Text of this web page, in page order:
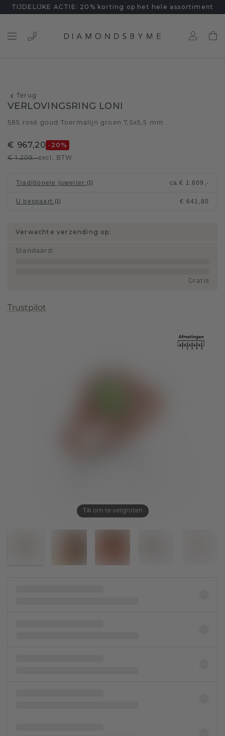
TIJDELIJKE ACTIE: 20% korting op het hele assortiment
Terug
Tik om te vergroten
VERLOVINGSRING LONI
585 rosé goud Toermalijn groen 7,5x5,5 mm
€ 967,20 -20 %
€ 1.209,-excl. BTW
Traditionele juwelier: ca.€ 1.609,-
U bespaart: € 641,80
Verwachte verzending op:
Standaard :
Gratis
Trustpilot